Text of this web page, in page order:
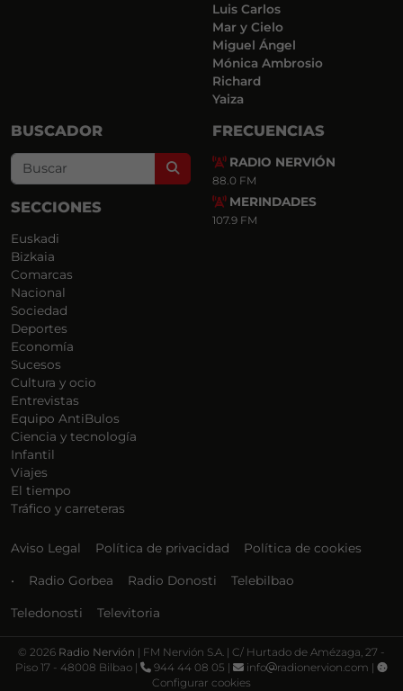
Luis Carlos
Mar y Cielo
Miguel Ángel
Mónica Ambrosio
Richard
Yaiza
BUSCADOR
Search
SECCIONES
Euskadi
Bizkaia
Comarcas
Nacional
Sociedad
Deportes
Economía
Sucesos
Cultura y ocio
Entrevistas
Equipo AntiBulos
Ciencia y tecnología
Infantil
Viajes
El tiempo
Tráfico y carreteras
FRECUENCIAS
RADIO NERVIÓN
88.0 FM
MERINDADES
107.9 FM
Aviso Legal Política de privacidad Política de cookies
• Radio Gorbea Radio Donosti Telebilbao
Teledonosti Televitoria
© 2026 Radio Nervión | FM Nervión S.A. | C/ Hurtado de Amézaga, 27 -
Piso 17 - 48008 Bilbao |
944 44 08 05 | info
radionervion.com |
Configurar cookies